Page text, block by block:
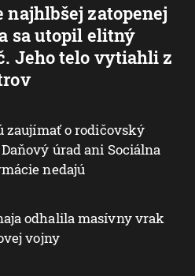
zatopenej
sa utopil elitný
Jeho telo vytiahli z
zaujímať o rodičovský
úrad ani Sociálna
nedajú
odhalila masívny vrak
vojny